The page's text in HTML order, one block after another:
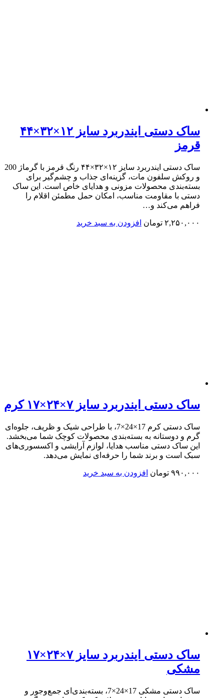
ساک دستی ایندربرد سایز ۱۲×۳۲×۴۴
قرمز
ساک دستی ایندربرد سایز ۱۲×۳۲×۴۴ رنگ قرمز با گرماژ 200
و روکش سلفون مات، گزینه‌ای جذاب و چشم‌گیر برای
بسته‌بندی محصولات مزونی و هدایای خاص است. این ساک
دستی با مقاومت مناسب، امکان حمل مطمئن اقلام را
فراهم می‌کند و…
۲,۲۵۰,۰۰۰ تومان افزودن به سبد خرید
ساک دستی ایندربرد سایز ۷×۲۴×۱۷ کرم
ساک دستی کرم 17×24×7، با طراحی شیک و ظریف، جلوه‌ای
گرم و دوستانه به بسته‌بندی محصولات کوچک شما می‌بخشد.
این ساک دستی مناسب هدایا، لوازم آرایشی و اکسسوری‌های
سبک است و برند شما را حرفه‌ای نمایش می‌دهد.
۹۹۰,۰۰۰ تومان افزودن به سبد خرید
ساک دستی ایندربرد سایز ۷×۲۴×۱۷
مشکی
ساک دستی مشکی 17×24×7، بسته‌بندی‌ای جمع‌وجور و